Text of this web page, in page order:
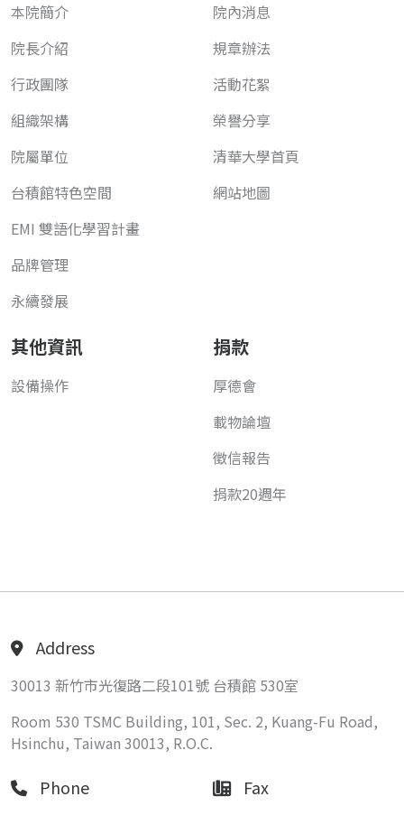
本院簡介
院長介紹
行政團隊
組織架構
院屬單位
台積館特色空間
EMI 雙語化學習計畫
品牌管理
永續發展
院內消息
規章辦法
活動花絮
榮譽分享
清華大學首頁
網站地圖
其他資訊
設備操作
捐款
厚德會
載物論壇
徵信報告
捐款20週年
Address
30013 新竹市光復路二段101號 台積館 530室
Room 530 TSMC Building, 101, Sec. 2, Kuang-Fu Road,
Hsinchu, Taiwan 30013, R.O.C.
Phone Fax